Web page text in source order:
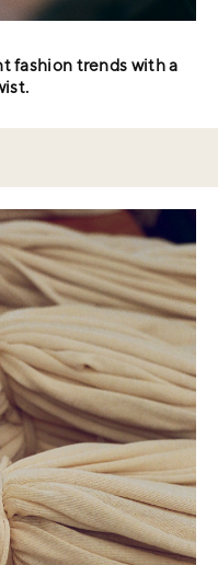
fashion trends with a